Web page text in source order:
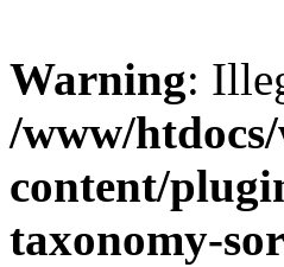
Warning:
/www/
content/
taxonomy-